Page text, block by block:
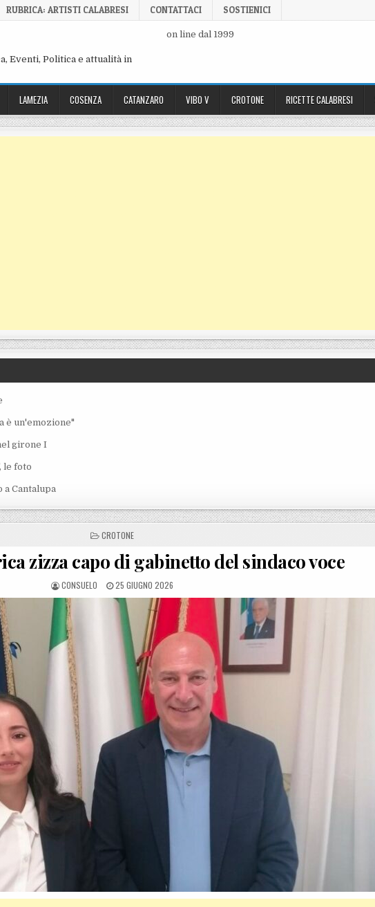
RUBRICA: ARTISTI CALABRESI CONTATTACI SOSTIENICI
Eventi, Politica e attualità in
on line dal 1999
LAMEZIA COSENZA CATANZARO VIBO V CROTONE RICETTE CALABRESI
è un'emozione"
girone I
le foto
Cantalupa
POSTED IN
CROTONE
zizza capo di gabinetto del sindaco voce
POSTED BY
CONSUELO POSTED ON
25 GIUGNO 2026